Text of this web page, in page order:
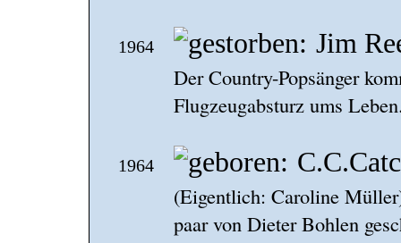
1964 Jim
Der Country-Popsänger
Flugzeugabsturz ums
1964
(Eigentlich: Caroline
paar von Dieter Bohlen